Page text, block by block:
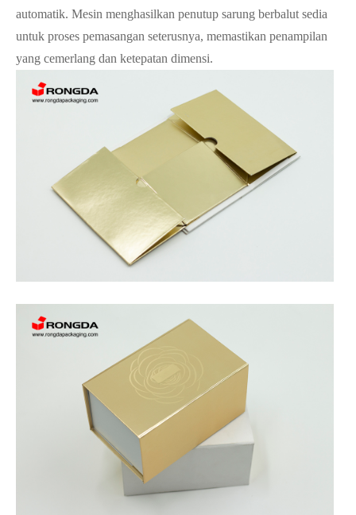
automatik. Mesin menghasilkan penutup sarung berbalut sedia
untuk proses pemasangan seterusnya, memastikan penampilan
yang cemerlang dan ketepatan dimensi.